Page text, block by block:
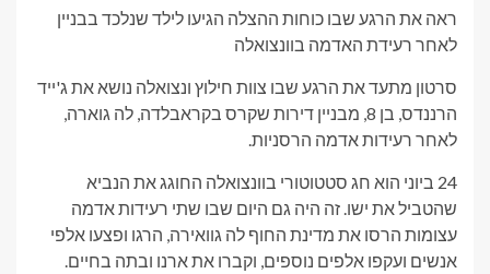
ראה את הרגע שבו כוחות ההצלה הגיעו לילד שנלכד בבניין
לאחר רעידת האדמה בוונצואלה
סרטון מתעד את הרגע שבו צוות חילוץ ונצואלה נושא את ג'ייד
הרננדס, בן 8, מבניין דירות שקרס בקראבלדה, לה גוארה,
לאחר רעידות אדמה הרסניות.
24 ביוני הוא חג סטטוטורי בוונצואלה החוגג את הנביא
שהטביל את ישו. זה היה גם היום שבו שתי רעידות אדמה
עצומות הרסו את מדינת החוף לה גוואירה, הרגו ופצעו אלפי
אנשים ועקפו אלפים נוספים, וקברו את ארנו ובתה בחיים.